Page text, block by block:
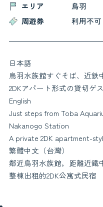
宿泊観光周遊
鳥羽市観光協会について
フォトギャラリー
会員一覧
サイトマップ
エリア
鳥羽
周遊券
利用不可
日本語
鳥羽水族館すぐそば、近鉄
2DKアパート形式の貸切ゲ
English
Just steps from Toba
Nakanogo Station
A private 2DK apartment-
繁體中文（台灣）
鄰近鳥羽水族館，距離近鐵
整棟出租的2DK公寓式民宿